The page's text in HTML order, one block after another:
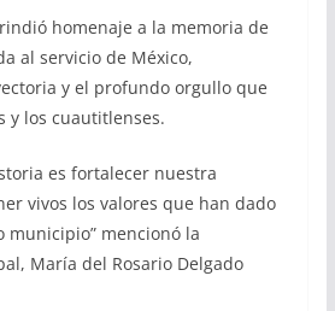
homenaje a la memoria de
al servicio de México,
y el profundo orgullo que
y los cuautitlenses.
es fortalecer nuestra
vivos los valores que han dado
municipio” mencionó la
María del Rosario Delgado